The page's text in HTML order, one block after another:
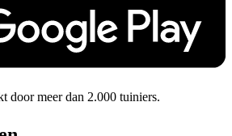
door meer dan 2.000 tuiniers.